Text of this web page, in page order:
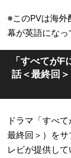
※このPVは海
幕が英語になっ
「すべてが
話＜最終回
ドラマ「すべ
最終回＞）を
レビが提供して